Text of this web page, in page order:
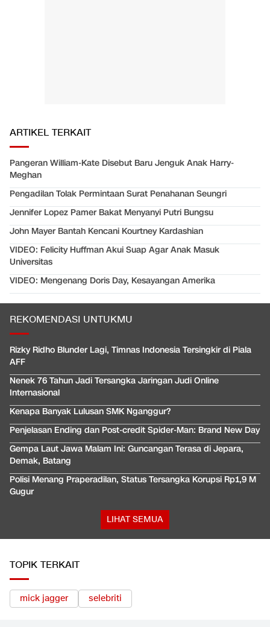
ARTIKEL TERKAIT
Pangeran William-Kate Disebut Baru Jenguk Anak Harry-
Meghan
Pengadilan Tolak Permintaan Surat Penahanan Seungri
Jennifer Lopez Pamer Bakat Menyanyi Putri Bungsu
John Mayer Bantah Kencani Kourtney Kardashian
VIDEO: Felicity Huffman Akui Suap Agar Anak Masuk
Universitas
VIDEO: Mengenang Doris Day, Kesayangan Amerika
REKOMENDASI UNTUKMU
Rizky Ridho Blunder Lagi, Timnas Indonesia Tersingkir di Piala
AFF
Nenek 76 Tahun Jadi Tersangka Jaringan Judi Online
Internasional
Kenapa Banyak Lulusan SMK Nganggur?
Penjelasan Ending dan Post-credit Spider-Man: Brand New Day
Gempa Laut Jawa Malam Ini: Guncangan Terasa di Jepara,
Demak, Batang
Polisi Menang Praperadilan, Status Tersangka Korupsi Rp1,9 M
Gugur
LIHAT SEMUA
TOPIK TERKAIT
mick jagger selebriti